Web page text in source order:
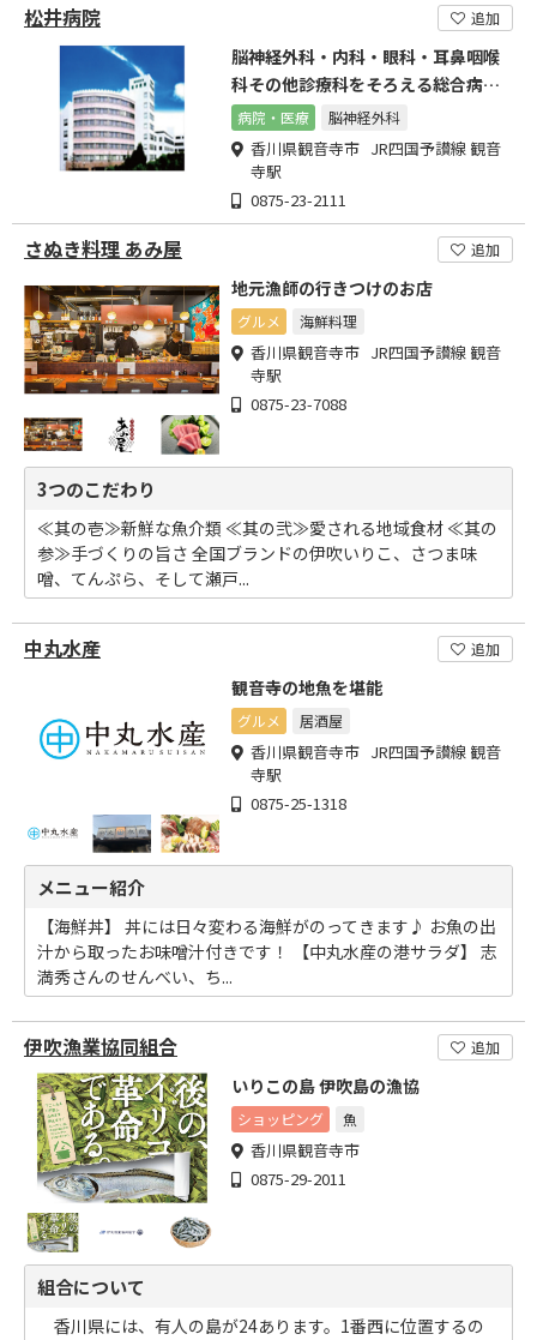
松井病院 追加
脳神経外科・内科・眼科・耳鼻咽喉
科その他診療科をそろえる総合病院
です。
病院・医療 脳神経外科
香川県観音寺市 JR四国予讃線 観音
寺駅
0875-23-2111
さぬき料理 あみ屋 追加
地元漁師の行きつけのお店
グルメ 海鮮料理
香川県観音寺市 JR四国予讃線 観音
寺駅
0875-23-7088
3つのこだわり
≪其の壱≫新鮮な魚介類 ≪其の弐≫愛される地域食材 ≪其の
参≫手づくりの旨さ 全国ブランドの伊吹いりこ、さつま味
噌、てんぷら、そして瀬戸...
中丸水産 追加
観音寺の地魚を堪能
グルメ 居酒屋
香川県観音寺市 JR四国予讃線 観音
寺駅
0875-25-1318
メニュー紹介
【海鮮丼】 丼には日々変わる海鮮がのってきます♪ お魚の出
汁から取ったお味噌汁付きです！ 【中丸水産の港サラダ】 志
満秀さんのせんべい、ち...
伊吹漁業協同組合 追加
いりこの島 伊吹島の漁協
ショッピング 魚
香川県観音寺市
0875-29-2011
組合について
香川県には、有人の島が24あります。1番西に位置するの